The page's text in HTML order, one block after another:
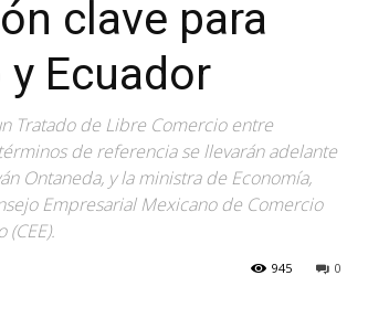
clave para
Ecuador
Tratado de Libre Comercio entre
de referencia se llevarán adelante
Ontaneda, y la ministra de Economía,
Empresarial Mexicano de Comercio
0
945